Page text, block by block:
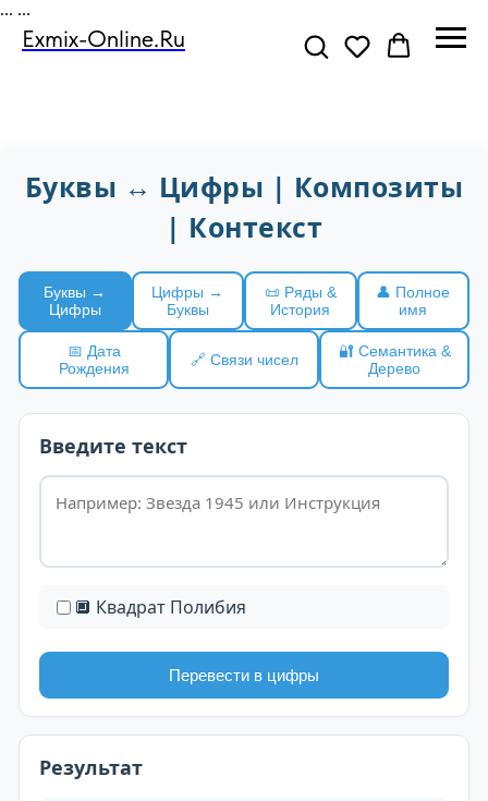
... ...
Exmix-Online.ru
Буквы ↔ Цифры | Композиты
| Контекст
Буквы →
Цифры
Цифры →
Буквы
📜 Ряды &
История
👤 Полное
имя
📅 Дата
Рождения
🔗 Связи чисел
🔐 Семантика &
Дерево
Введите текст
🔲 Квадрат Полибия
Перевести в цифры
Результат